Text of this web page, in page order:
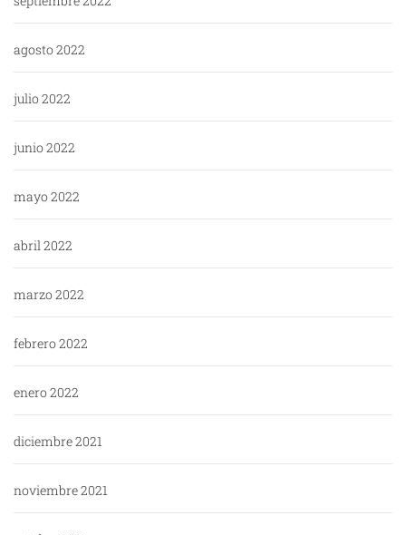
agosto 2022
julio 2022
junio 2022
mayo 2022
abril 2022
marzo 2022
febrero 2022
enero 2022
diciembre 2021
noviembre 2021